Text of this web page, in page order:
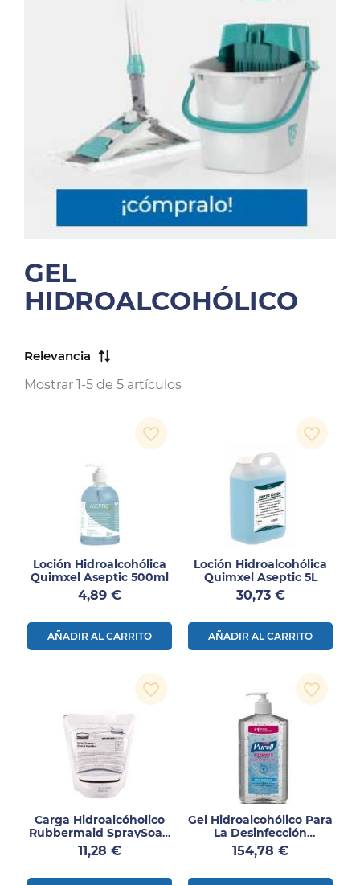
GEL
HIDROALCOHÓLICO
Relevancia
Mostrar 1-5 de 5 artículos
Loción Hidroalcohólica
Quimxel Aseptic 500ml
Precio
4,89 €
AÑADIR AL CARRITO
favorite_border
Loción Hidroalcohólica
Quimxel Aseptic 5L
Precio
30,73 €
AÑADIR AL CARRITO
favorite_border
Carga Hidroalcóholico
Rubbermaid SpraySoap
400ml
Precio
11,28 €
favorite_border
Gel Hidroalcohólico Para
La Desinfección
Higiénica
Precio
154,78 €
favorite_border